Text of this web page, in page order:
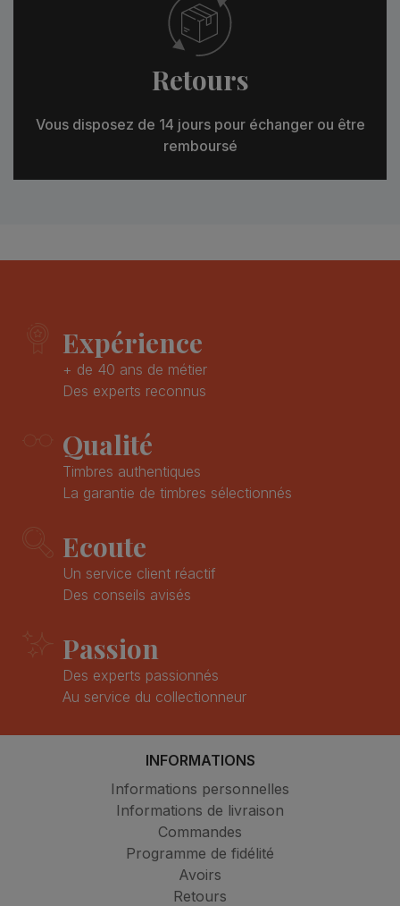
Retours
Vous disposez de 14 jours pour échanger ou être
remboursé
Expérience
+ de 40 ans de métier
Des experts reconnus
Qualité
Timbres authentiques
La garantie de timbres sélectionnés
Ecoute
Un service client réactif
Des conseils avisés
Passion
Des experts passionnés
Au service du collectionneur
INFORMATIONS
Informations personnelles
Informations de livraison
Commandes
Programme de fidélité
Avoirs
Retours